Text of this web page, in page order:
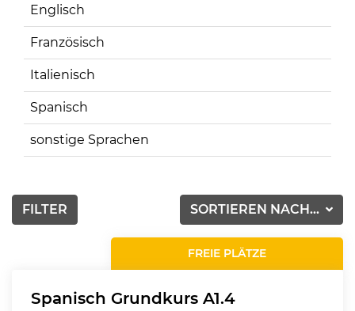
Englisch
Französisch
Italienisch
Spanisch
sonstige Sprachen
SORTIEREN NACH...
FILTER
FREIE PLÄTZE
Spanisch Grundkurs A1.4